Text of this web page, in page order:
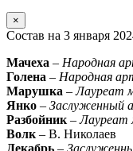
×
Состав на 3 января
Мачеха – Народная
Голена – Народная
Марушка –Лауреат
Янко – Заслуженный
Разбойник–Лауреат
Волк– В. Николаев